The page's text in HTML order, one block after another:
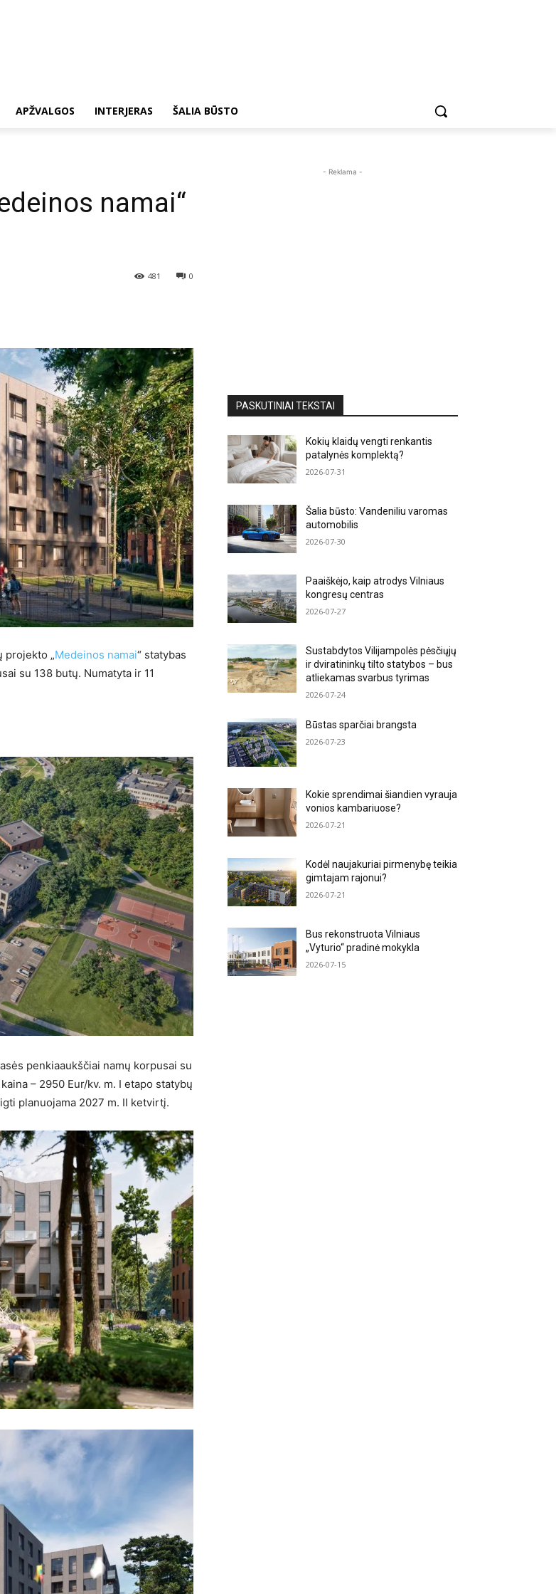
APŽVALGOS INTERJERAS ŠALIA BŪSTO
namai“
0
481
projekto „Medeinos namai“ statybas
su 138 butų. Numatyta ir 11
penkiaaukščiai namų korpusai su
– 2950 Eur/kv. m. I etapo statybų
planuojama 2027 m. II ketvirtį.
- Reklama -
PASKUTINIAI TEKSTAI
Kokių klaidų vengti renkantis
patalynės komplektą?
2026-07-31
Šalia būsto: Vandeniliu varomas
automobilis
2026-07-30
Paaiškėjo, kaip atrodys Vilniaus
kongresų centras
2026-07-27
Sustabdytos Vilijampolės pėsčiųjų
ir dviratininkų tilto statybos – bus
atliekamas svarbus tyrimas
2026-07-24
Būstas sparčiai brangsta
2026-07-23
Kokie sprendimai šiandien vyrauja
vonios kambariuose?
2026-07-21
Kodėl naujakuriai pirmenybę teikia
gimtajam rajonui?
2026-07-21
Bus rekonstruota Vilniaus
„Vyturio“ pradinė mokykla
2026-07-15